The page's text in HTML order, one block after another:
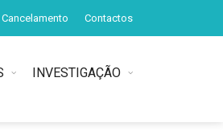
Contactos
INVESTIGAÇÃO